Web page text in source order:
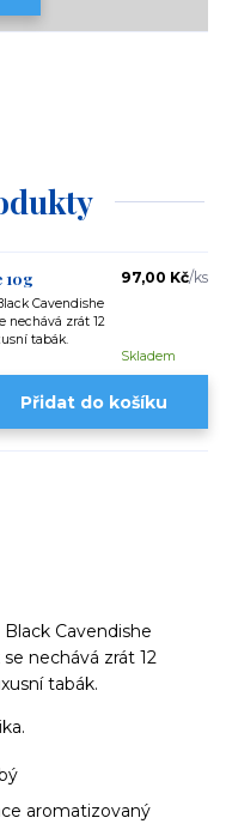
10g
Cavendishe
nechává zrát 12
tabák.
97,00 Kč/ks
Skladem
Přidat do košíku
Cavendishe
nechává zrát 12
tabák.
aromatizovaný